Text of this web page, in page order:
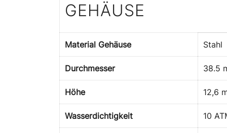
GEHÄUSE
Material Gehäuse Stahl
Durchmesser 38.5
Höhe 12,6
Wasserdichtigkeit 10